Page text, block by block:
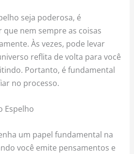
seja poderosa, é
nem sempre as coisas
Às vezes, pode levar
reflita de volta para você
Portanto, é fundamental
no processo.
Espelho
um papel fundamental na
você emite pensamentos e